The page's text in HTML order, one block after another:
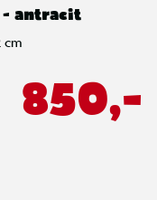
- antracit
cm
850,-